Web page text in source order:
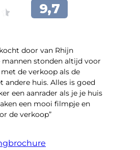
door van Rhijn
mannen stonden altijd voor
de verkoop als de
andere huis. Alles is goed
een aanrader als je je huis
een mooi filmpje en
de verkoop”